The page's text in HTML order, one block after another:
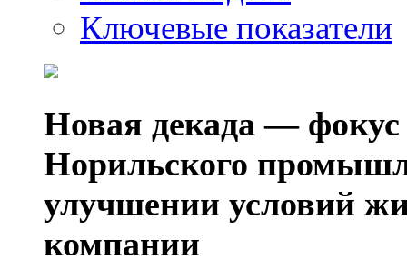
Ключевые показатели
Новая декада — фокус
Норильского
улучшении условий
компании